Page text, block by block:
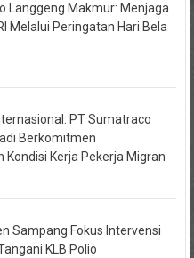
Langgeng Makmur: Menjaga
Melalui Peringatan Hari Bela
PT Sumatraco
Berkomitmen
Kondisi Kerja Pekerja Migran
Sampang Fokus Intervensi
KLB Polio